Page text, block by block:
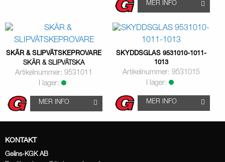
MER INFO
SKÄR & SLIPVÄTSKEPROVARE
SKÄR & SLIPVÄTSKA
Artikelnummer: 9531011
I lager:
MER INFO
SKYDDSGLAS 9531010-1011-
1013
Artikelnummer: 9531015
I lager:
MER INFO
KONTAKT
Gelins-KGK AB